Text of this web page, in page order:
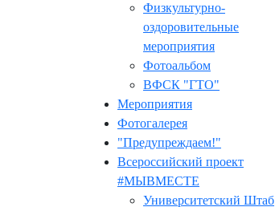
Физкультурно-
оздоровительные
мероприятия
Фотоальбом
ВФСК "ГТО"
Мероприятия
Фотогалерея
"Предупреждаем!"
Всероссийский проект
#МЫВМЕСТЕ
Университетский Штаб